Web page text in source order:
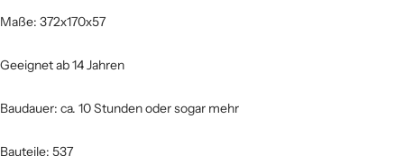
Maße: 372х170х57
Geeignet ab 14 Jahren
Baudauer: ca. 10 Stunden oder sogar mehr
Bauteile: 537